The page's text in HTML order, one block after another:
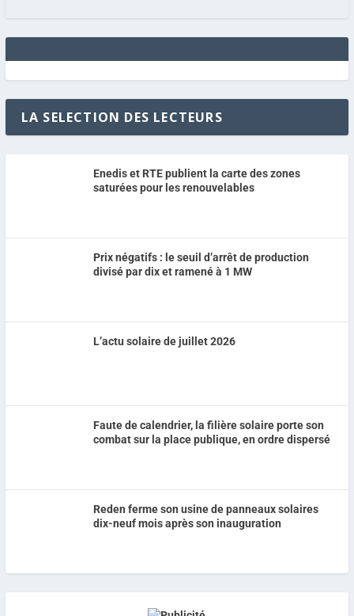
LA SELECTION DES LECTEURS
Enedis et RTE publient la carte des zones
saturées pour les renouvelables
Prix négatifs : le seuil d’arrêt de production
divisé par dix et ramené à 1 MW
L’actu solaire de juillet 2026
Faute de calendrier, la filière solaire porte son
combat sur la place publique, en ordre dispersé
Reden ferme son usine de panneaux solaires
dix-neuf mois après son inauguration